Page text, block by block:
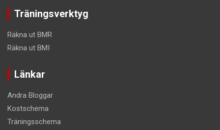
Träningsverktyg
Räkna ut BMR
Räkna ut BMI
Länkar
Andra Bloggar
Kostschema
Träningsschema